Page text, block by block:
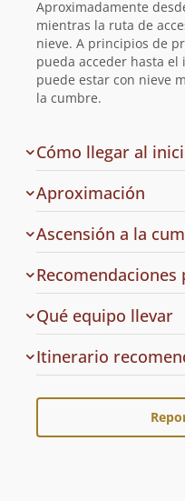
ruta
Aproximadamente
mientras la ruta de
nieve. A principios de
pueda acceder hasta
puede estar con nieve
la cumbre.
Cómo llegar al
Aproximación
Ascensión a la
Qué equipo llevar
Cuál
es
Itinerario